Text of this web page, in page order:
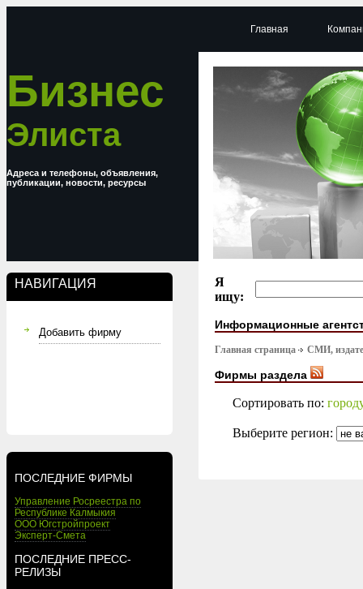
Бизнес
Элиста
Адреса и телефоны, объявления,
публикации, новости, ресурсы
НАВИГАЦИЯ
Добавить фирму
ПОСЛЕДНИЕ ФИРМЫ
Управление Росреестра по
Республике Калмыкия
ООО Югстройпроект
Эксперт-Смета
ПОСЛЕДНИЕ ПРЕСС-
РЕЛИЗЫ
Главная
Я
ищу:
Информационные
Главная страница СМИ,
Фирмы раздела
Сортировать по:
Выберите регион: